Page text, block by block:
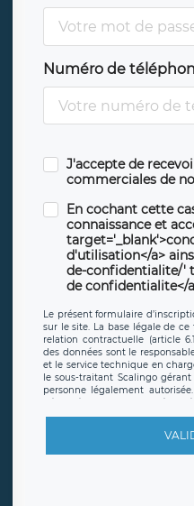
Numéro de
J'accepte de
commerciales de
En cochant cette
connaissance et
d'utilisation</a>
de-confidentialite/'
de confidentialite</
Le présent formulaire
sur le site. La base légale de ce
relation contractuelle (article
des données sont le
et le service technique en
le sous-traitant Scalingo
personne légalement
offrant desclauses de
en sollicite la suppression,
demander la suppression